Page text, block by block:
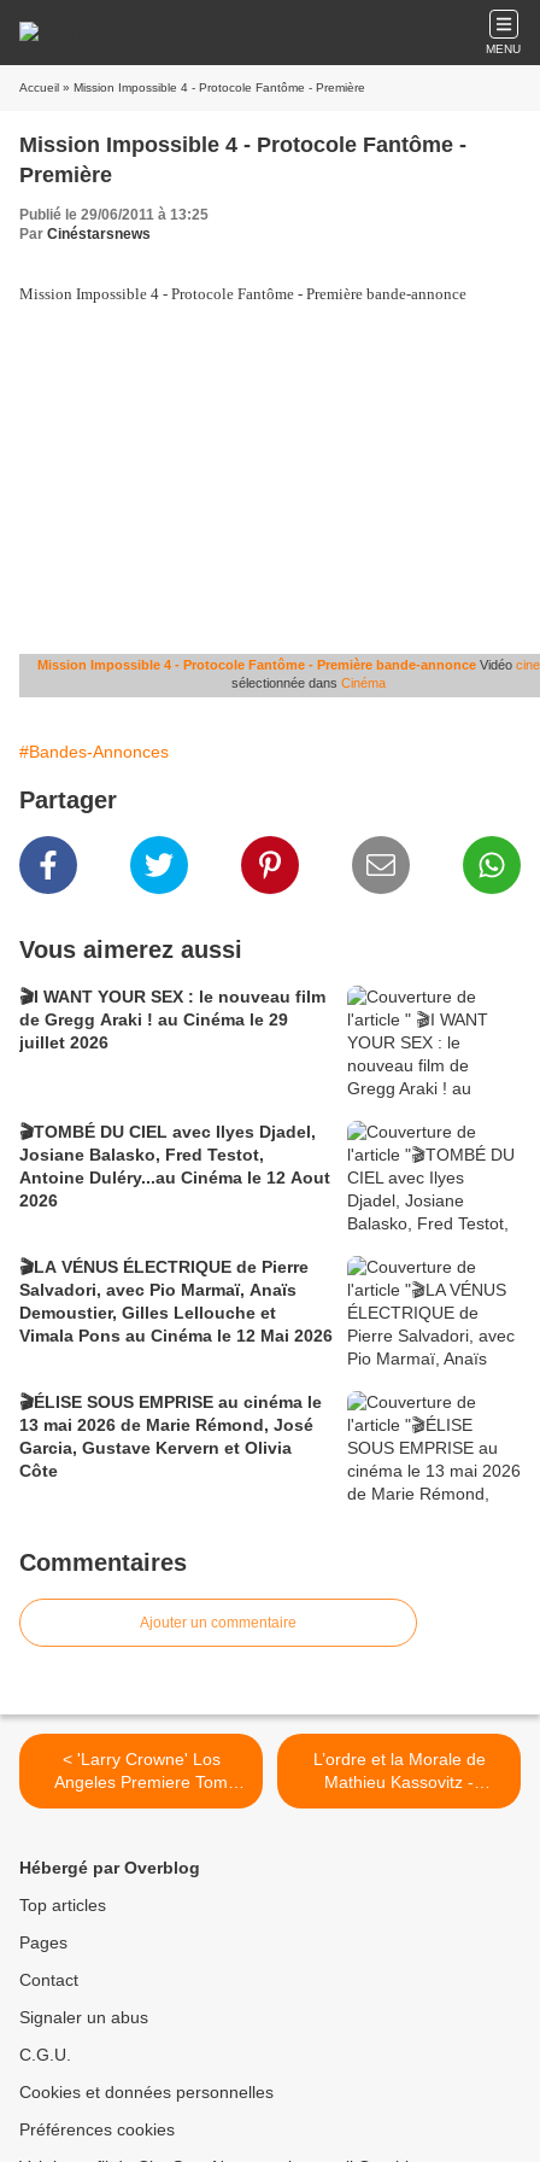
MENU
Accueil » Mission Impossible 4 - Protocole Fantôme - Première
Mission Impossible 4 - Protocole Fantôme -
Première
Publié le 29/06/2011 à 13:25
Par Cinéstarsnews
Mission Impossible 4 - Protocole Fantôme - Première bande-annonce
Mission Impossible 4 - Protocole Fantôme - Première bande-annonce Vidéo
sélectionnée dans Cinéma
#Bandes-Annonces
Partager
Vous aimerez aussi
🎬I WANT YOUR SEX : le nouveau film
de Gregg Araki ! au Cinéma le 29
juillet 2026
🎬TOMBÉ DU CIEL avec Ilyes Djadel,
Josiane Balasko, Fred Testot,
Antoine Duléry...au Cinéma le 12 Aout
2026
🎬LA VÉNUS ÉLECTRIQUE de Pierre
Salvadori, avec Pio Marmaï, Anaïs
Demoustier, Gilles Lellouche et
Vimala Pons au Cinéma le 12 Mai 2026
🎬ÉLISE SOUS EMPRISE au cinéma le
13 mai 2026 de Marie Rémond, José
Garcia, Gustave Kervern et Olivia
Côte
Commentaires
Ajouter un commentaire
< 'Larry Crowne' Los
Angeles Premiere Tom
Hanks, Julia Roberts
L’ordre et la Morale de
Mathieu Kassovitz -
Première Bande Annonce >
Hébergé par Overblog
Top articles
Pages
Contact
Signaler un abus
C.G.U.
Cookies et données personnelles
Préférences cookies